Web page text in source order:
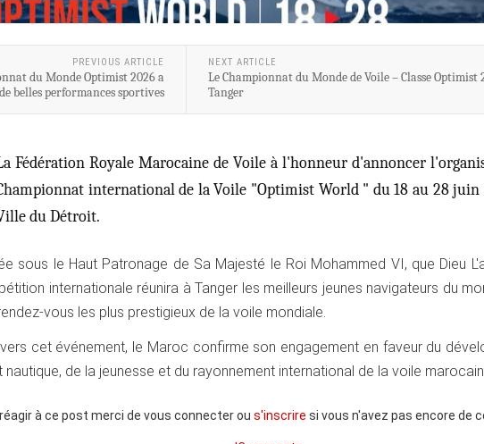
PREVIOUS ARTICLE
du Monde Optimist 2026 a
belles performances sportives
NEXT ARTICLE
Le Championnat du Monde de Voile – Classe Optimist
Tanger
Fédération Royale Marocaine de Voile à l'honneur d'annoncer
international de la Voile "Optimist World " du 18 au 28 juin
du Détroit.
sous le Haut Patronage de Sa Majesté le Roi Mohammed VI, que Dieu
internationale réunira à Tanger les meilleurs jeunes navigateurs du
vous les plus prestigieux de la voile mondiale.
cet événement, le Maroc confirme son engagement en faveur du
nautique, de la jeunesse et du rayonnement international de la voile
à ce post merci de vous connecter ou s'inscrire si vous n'avez pas encore de